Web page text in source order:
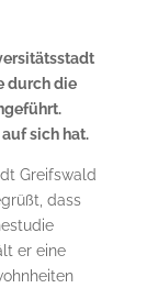
durch die
sich hat.
Greifswald
dass
er eine